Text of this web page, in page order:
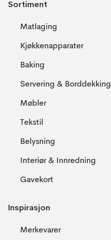
Sortiment
Matlaging
Kjøkkenapparater
Baking
Servering & Borddekking
Møbler
Tekstil
Belysning
Interiør & Innredning
Gavekort
Inspirasjon
Merkevarer